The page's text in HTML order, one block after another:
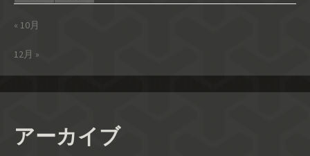
« 10月
12月 »
アーカイブ